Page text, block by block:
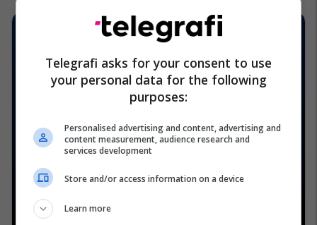
Telegrafi asks for your consent to use
your personal data for the following
purposes:
Personalised advertising and content, advertising and
content measurement, audience research and
services development
Store and/or access information on a device
Learn more